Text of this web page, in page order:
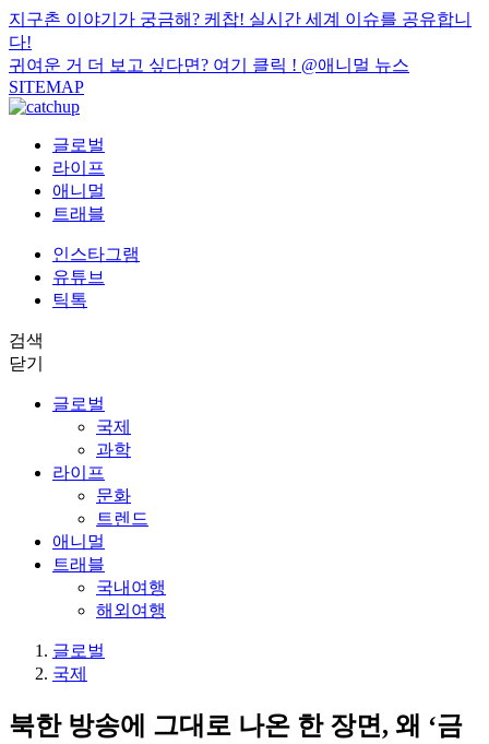
지구촌 이야기가 궁금해? 케찹! 실시간 세계 이슈를 공유합니
다!
귀여운 거 더 보고 싶다면? 여기 클릭 ! @애니멀 뉴스
SITEMAP
글로벌
라이프
애니멀
트래블
인스타그램
유튜브
틱톡
검색
닫기
글로벌
국제
과학
라이프
문화
트렌드
애니멀
트래블
국내여행
해외여행
글로벌
국제
북한 방송에 그대로 나온 한 장면, 왜 ‘금